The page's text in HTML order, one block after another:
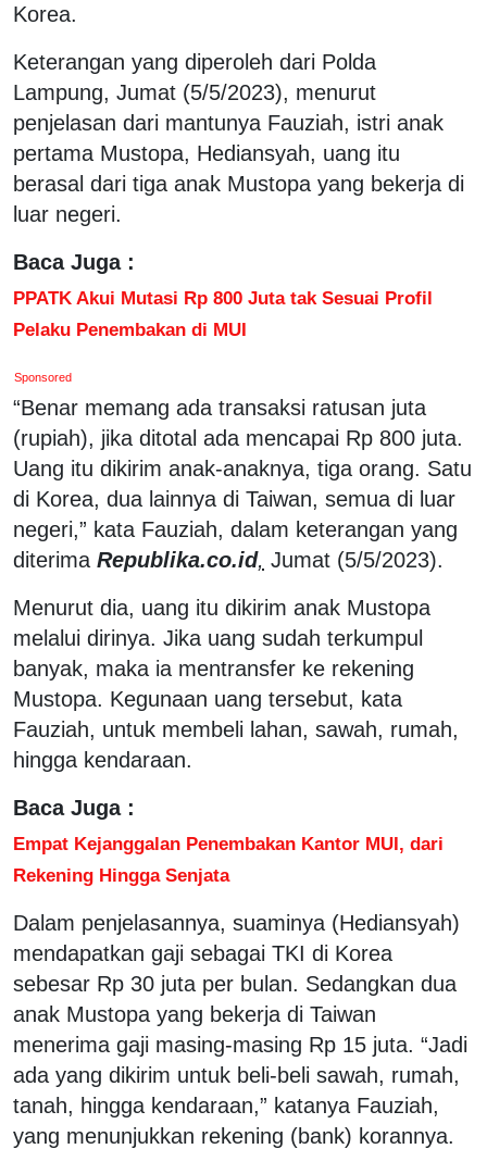
Korea.
Keterangan yang diperoleh dari Polda
Lampung, Jumat (5/5/2023), menurut
penjelasan dari mantunya Fauziah, istri anak
pertama Mustopa, Hediansyah, uang itu
berasal dari tiga anak Mustopa yang bekerja di
luar negeri.
Baca Juga :
PPATK Akui Mutasi Rp 800 Juta tak Sesuai Profil
Pelaku Penembakan di MUI
Sponsored
“Benar memang ada transaksi ratusan juta
(rupiah), jika ditotal ada mencapai Rp 800 juta.
Uang itu dikirim anak-anaknya, tiga orang. Satu
di Korea, dua lainnya di Taiwan, semua di luar
negeri,” kata Fauziah, dalam keterangan yang
diterima Republika.co.id, Jumat (5/5/2023).
Menurut dia, uang itu dikirim anak Mustopa
melalui dirinya. Jika uang sudah terkumpul
banyak, maka ia mentransfer ke rekening
Mustopa. Kegunaan uang tersebut, kata
Fauziah, untuk membeli lahan, sawah, rumah,
hingga kendaraan.
Baca Juga :
Empat Kejanggalan Penembakan Kantor MUI, dari
Rekening Hingga Senjata
Dalam penjelasannya, suaminya (Hediansyah)
mendapatkan gaji sebagai TKI di Korea
sebesar Rp 30 juta per bulan. Sedangkan dua
anak Mustopa yang bekerja di Taiwan
menerima gaji masing-masing Rp 15 juta. “Jadi
ada yang dikirim untuk beli-beli sawah, rumah,
tanah, hingga kendaraan,” katanya Fauziah,
yang menunjukkan rekening (bank) korannya.